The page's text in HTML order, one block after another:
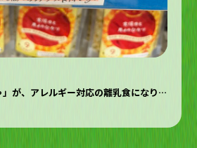
今年も「蔵王かぼちゃ」が、アレルギー対応の離乳食になりました